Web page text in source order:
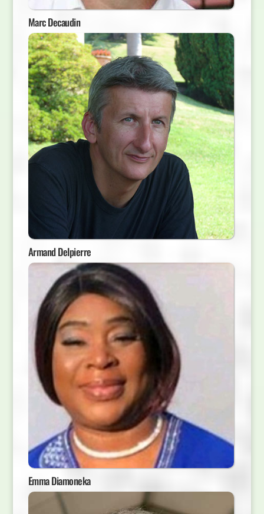
Marc Decaudin
Armand Delpierre
Emma Diamoneka